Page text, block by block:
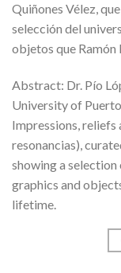
Quiñones Vélez,
selección del
objetos que Ramón
Abstract: Dr. Pío
University of
Impressions, reliefs
resonancias),
showing a
graphics and
lifetime.